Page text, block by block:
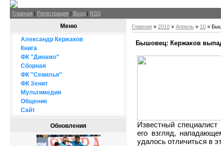
Главная | Регистрация | Вход | RSS
Меню
Александр Кержаков
Книга
ФК "Динамо"
Сборная
ФК "Севилья"
ФК Зенит
Мультимедия
Общение
Сайт
Обновления
Главная » 2010 » Апрель » 10 »
Бышовец: Кержаков
Известный специалист
его взгляд,
удалось отличиться в